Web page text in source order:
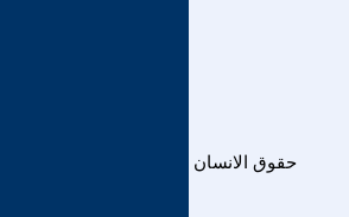
حقوق الانسان